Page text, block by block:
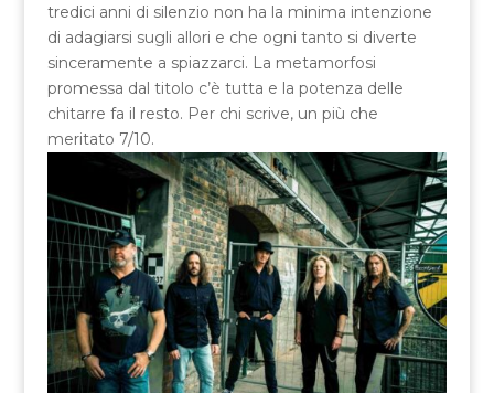
tredici anni di silenzio non ha la minima intenzione
di adagiarsi sugli allori e che ogni tanto si diverte
sinceramente a spiazzarci. La metamorfosi
promessa dal titolo c’è tutta e la potenza delle
chitarre fa il resto. Per chi scrive, un più che
meritato 7/10.